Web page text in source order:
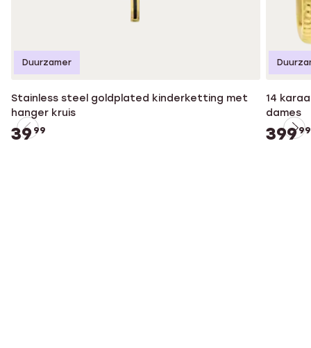
Stainless steel goldplated kinderketting met
hanger kruis
39 99
Duurzamer
14
dames
39999